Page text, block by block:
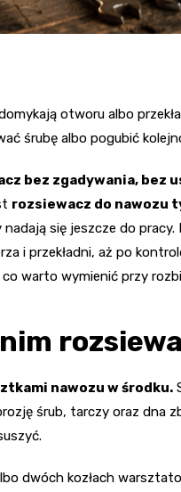
otworu albo
śrubę albo pogubić
bez zgadywania, bez
rozsiewacz do nawozu
się jeszcze do pracy.
i przekładni, aż po
warto wymienić przy
nawozu w środku.
śrub, tarczy oraz dna
dwóch kozłach